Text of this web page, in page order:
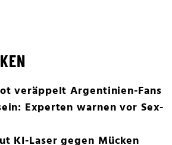
veräppelt Argentinien-Fans
Experten warnen vor Sex-
KI-Laser gegen Mücken